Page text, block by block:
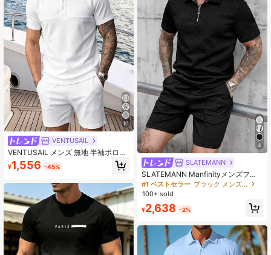
10
VENTUSAIL
VENTUSAIL メンズ 無地 半袖ポロシ
ャツ＆ショーツ カジュアル デイリー
セット
¥1,556 -45%
ル、デイリーカジュアル、週末のお
出かけ、アウトドアアクティビテ
ィ、旅行アドベンチャー、リラック
スした職場環境またはセミフォーマ
ルな場面、ボーイフレンド/夫へのギ
フト、記念日/誕生日パーティー、夏
休みウェディング、春/夏ファッショ
ンセット、ホリデー
4
SLATEMANN
SLATEMANN Manfinityメンズファ
ッショナブル3Dテクスチャーカジュ
アルポロセット
#1 ベストセラー
ブラック メンズポロシャツ
100+ sold
¥2,638 -2%